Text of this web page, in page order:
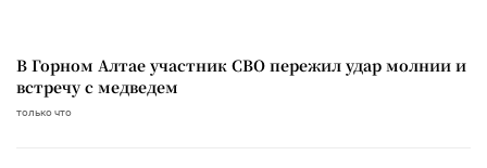
В Горном Алтае участник СВО пережил удар молнии и
встречу с медведем
только что